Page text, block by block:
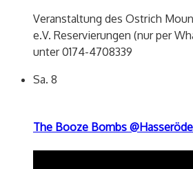
Veranstaltung des Ostrich
e.V. Reservierungen (nur per
unter 0174-4708339
Sa. 8
The Booze Bombs